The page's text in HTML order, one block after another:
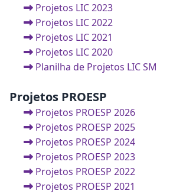
Projetos LIC 2023
Projetos LIC 2022
Projetos LIC 2021
Projetos LIC 2020
Planilha de Projetos LIC SM
Projetos PROESP
Projetos PROESP 2026
Projetos PROESP 2025
Projetos PROESP 2024
Projetos PROESP 2023
Projetos PROESP 2022
Projetos PROESP 2021